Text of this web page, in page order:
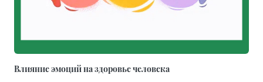
Влияние эмоций на здоровье человека